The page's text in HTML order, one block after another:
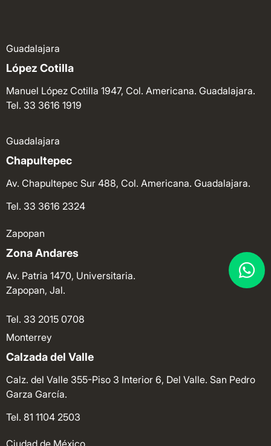
Guadalajara
López Cotilla
Manuel López Cotilla 1947, Col. Americana. Guadalajara.
Tel. 33 3616 1919
Guadalajara
Chapultepec
Av. Chapultepec Sur 488, Col. Americana. Guadalajara.
Tel. 33 3616 2324
Zapopan
Zona Andares
Av. Patria 1470, Universitaria.
Zapopan, Jal.
Tel. 33 2015 0708
Monterrey
Calzada del Valle
Calz. del Valle 355-Piso 3 Interior 6, Del Valle. San Pedro
Garza García.
Tel. 81 1104 2503